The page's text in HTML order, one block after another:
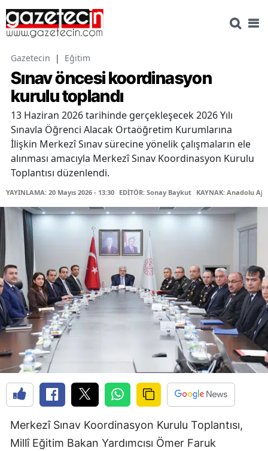
Gazetecin | Eğitim
Sınav öncesi koordinasyon
kurulu toplandı
13 Haziran 2026 tarihinde gerçekleşecek 2026 Yılı
Sınavla Öğrenci Alacak Ortaöğretim Kurumlarına
İlişkin Merkezî Sınav sürecine yönelik çalışmaların ele
alınması amacıyla Merkezî Sınav Koordinasyon Kurulu
Toplantısı düzenlendi.
YAYINLAMA: 20 Mayıs 2026 - 13:30 EDİTÖR: Sonay Baykut KAYNAK: Anadolu
Merkezî Sınav Koordinasyon Kurulu Toplantısı,
Millî Eğitim Bakan Yardımcısı Ömer Faruk